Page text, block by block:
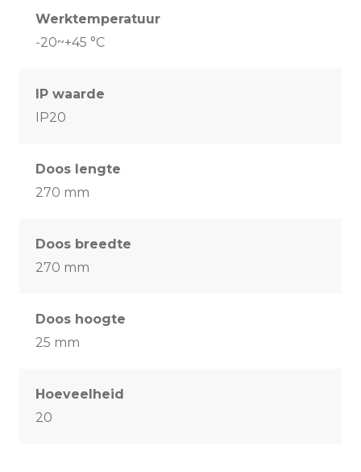
Werktemperatuur
-20~+45 °C
IP waarde
IP20
Doos lengte
270 mm
Doos breedte
270 mm
Doos hoogte
25 mm
Hoeveelheid
20